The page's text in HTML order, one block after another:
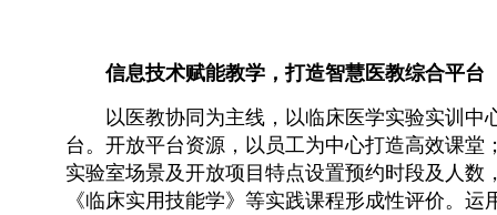
信息技术赋能教学，打造智慧医教综合平台
以医教协同为主线，以临床医学实验实训
台。开放平台资源，以员工为中心打造高效课堂
实验室场景及开放项目特点设置预约时段及人
《临床实用技能学》等实践课程形成性评价。